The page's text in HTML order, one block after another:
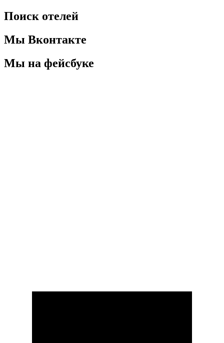
Поиск отелей
Мы Вконтакте
Мы на фейсбуке